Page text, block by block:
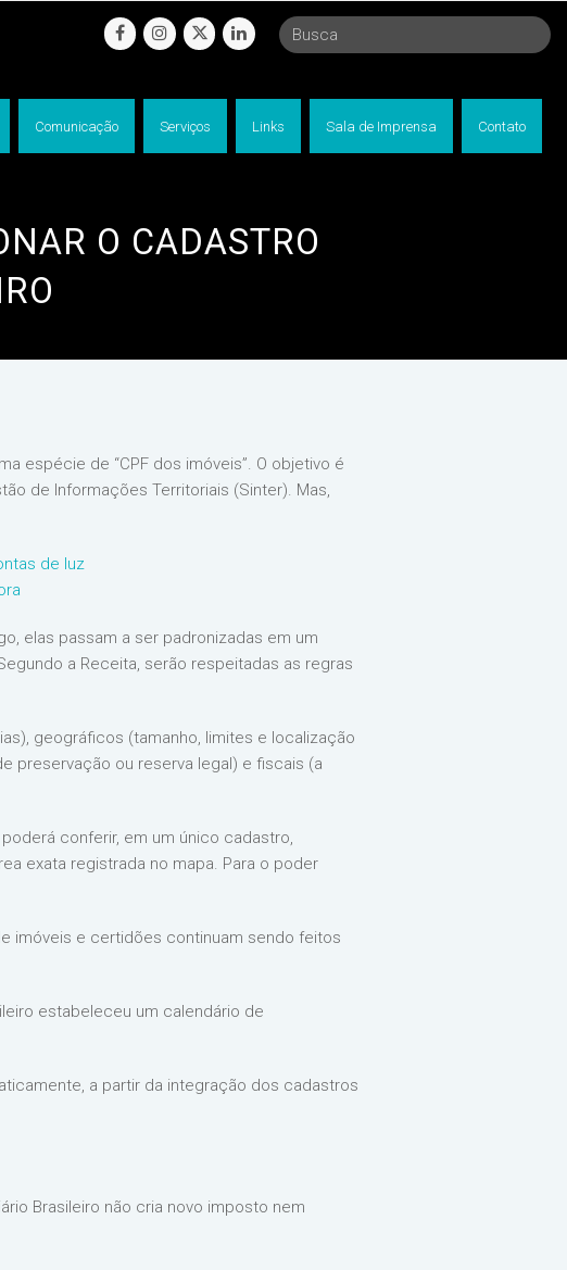
facebookinstagram
twitterlinkedin
Comunicação Serviços Links Sala de Imprensa Contato
O CADASTRO
espécie de “CPF dos imóveis”. O objetivo é
de Informações Territoriais (Sinter). Mas,
de luz
elas passam a ser padronizadas em um
a Receita, serão respeitadas as regras
geográficos (tamanho, limites e localização
preservação ou reserva legal) e fiscais (a
conferir, em um único cadastro,
exata registrada no mapa. Para o poder
imóveis e certidões continuam sendo feitos
estabeleceu um calendário de
a partir da integração dos cadastros
Brasileiro não cria novo imposto nem